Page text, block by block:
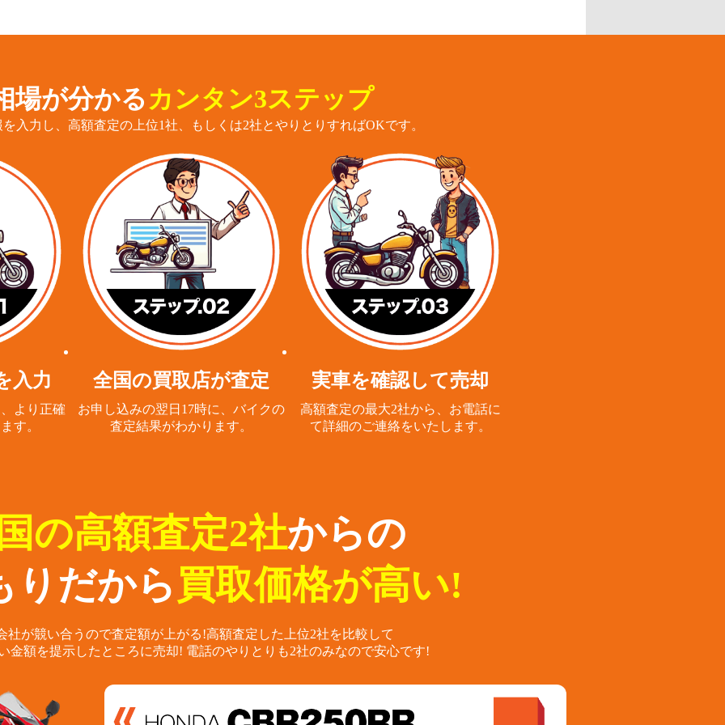
場が分かる カンタン3ステップ
入力し、高額査定の上位1社、もしくは2社とやりとりすればOKです。
入力
より正確
す。
全国の買取店が査定
お申し込みの翌日17時に、 バイクの
査定結果がわかります。
実車を確認して売却
高額査定の最大2社から、 お電話に
て詳細のご連絡をいたします。
の高額査定2社からの
りだから 買取価格が高い!
社が競い合うので査定額が上がる!高額査定した上位2社を比較して
金額を提示したところに売却! 電話のやりとりも2社のみなので安心です!